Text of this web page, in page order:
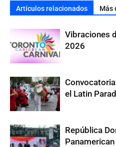
Artículos relacionados Más
Vibraciones
2026
el Latin
República